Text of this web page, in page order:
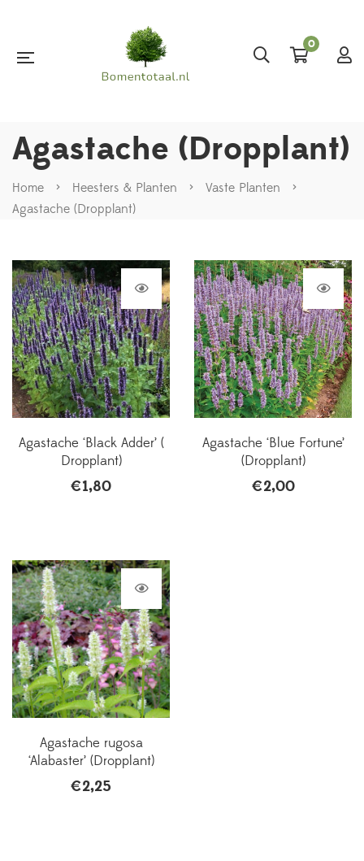
0
Agastache (Dropplant)
Home > Heesters & Planten > Vaste Planten
>
Agastache (Dropplant)
Agastache ‘Black Adder’ (
Dropplant)
€1,80
Agastache ‘Blue Fortune’
(Dropplant)
€2,00
Agastache rugosa
‘Alabaster’ (Dropplant)
€2,25